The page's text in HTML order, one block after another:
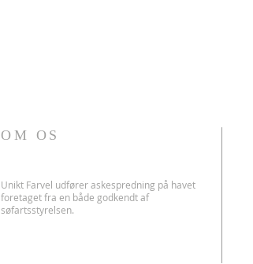
OM OS
Unikt Farvel udfører askespredning på havet
foretaget fra en både godkendt af
søfartsstyrelsen.